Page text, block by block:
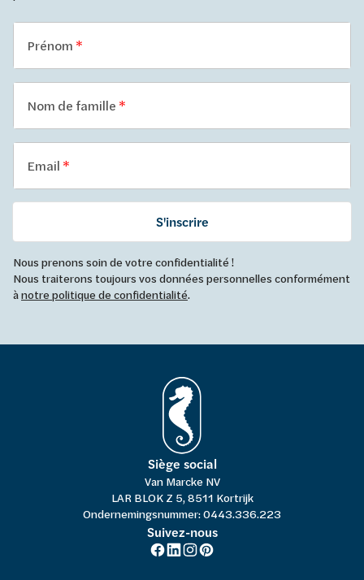
Prénom
Nom de famille
Email
S'inscrire
Nous prenons soin de votre confidentialité !
Nous traiterons toujours vos données personnelles conformément
ànotre politique de confidentialité.
Siège social
Van Marcke NV
LAR BLOK Z 5, 8511 Kortrijk
Ondernemingsnummer: 0443.336.223
Suivez-nous